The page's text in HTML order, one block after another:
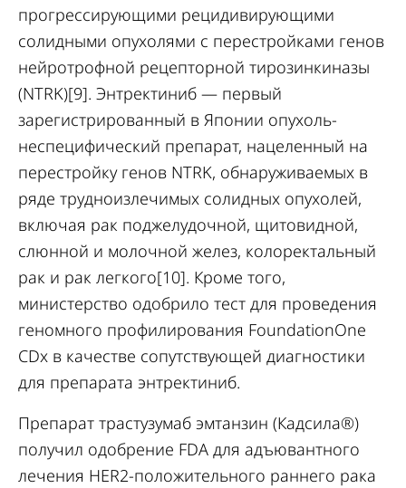
прогрессирующими рецидивирующими
солидными опухолями с перестройками генов
нейротрофной рецепторной тирозинкиназы
(NTRK)[9]. Энтректиниб — первый
зарегистрированный в Японии опухоль-
неспецифический препарат, нацеленный на
перестройку генов NTRK, обнаруживаемых в
ряде трудноизлечимых солидных опухолей,
включая рак поджелудочной, щитовидной,
слюнной и молочной желез, колоректальный
рак и рак легкого[10]. Кроме того,
министерство одобрило тест для проведения
геномного профилирования FoundationOne
CDx в качестве сопутствующей диагностики
для препарата энтректиниб.
Препарат трастузумаб эмтанзин (Кадсила®)
получил одобрение FDA для адъювантного
лечения HER2-положительного раннего рака